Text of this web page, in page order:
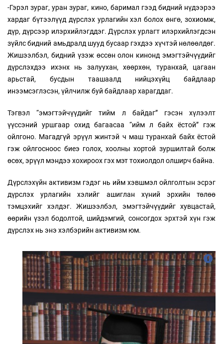
-Гэрэл зураг, уран зураг, кино, баримал гээд бидний нүдээрээ
хардаг бүтээлүүд дүрслэх урлагийн хэл болох өнгө, зохиомж,
дүр, дүрсээр илэрхийлэгддэг. Дүрслэх урлагт илэрхийлэгдсэн
зүйлс бидний амьдралд шууд бусаар гэхдээ хүчтэй нөлөөлдөг.
Жишээлбэл, бидний үзэж өссөн олон кинонд эмэгтэйчүүдийг
дүрслэхдээ ихэнх нь залуухан, хөөрхөн, туранхай, цагаан
арьстай, бусдын таашаалд нийцэхүйц байдлаар
инээмсэглэсэн, үйлчилж буй байдлаар харагддаг.
Тэгвэл “эмэгтэйчүүдийг тийм л байдаг” гэсэн хүлээлт
үүссэний уршгаар охид багаасаа “ийм л байх ёстой” гэж
ойлгоно. Магадгүй эрүүл жинтэй ч маш туранхай байх ёстой
гэж ойлгосноос биеэ голох, хоолны хортой зуршилтай болж
өсөх, эрүүл мэндээ хохироох гэх мэт тохиолдол олширч байна.
Дүрслэхүйн активизм гэдэг нь ийм хэвшмэл ойлголтын эсрэг
дүрслэх урлагийн хэлийг ашиглан хүний эрхийн төлөө
тэмцэхийг хэлдэг. Жишээлбэл, эмэгтэйчүүдийг хувцастай,
өөрийн үзэл бодолтой, шийдэмгий, сонсогдох эрхтэй хүн гэж
дүрслэх нь энэ хэлбэрийн активизм юм.